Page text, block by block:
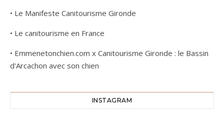
• Le Manifeste Canitourisme Gironde
• Le canitourisme en France
• Emmenetonchien.com x Canitourisme Gironde : le Bassin
d'Arcachon avec son chien
INSTAGRAM